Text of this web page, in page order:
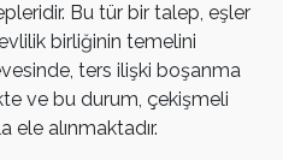
Bu tür bir talep, eşler
birliğinin temelini
ters ilişki boşanma
ve bu durum, çekişmeli
ele alınmaktadır.